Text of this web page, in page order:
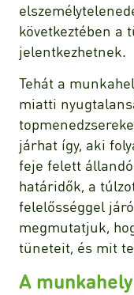
következtében a
jelentkezhetnek.
Tehát a
miatti
járhat így, aki
feje felett
határidők, a
felelősséggel
megmutatjuk,
tüneteit, és mit
A